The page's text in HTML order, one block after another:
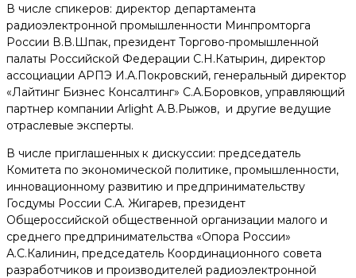
В числе спикеров: директор департамента
радиоэлектронной промышленности Минпромторга
России В.В.Шпак, президент Торгово-промышленной
палаты Российской Федерации С.Н.Катырин, директор
ассоциации АРПЭ И.А.Покровский, генеральный директор
«Лайтинг Бизнес Консалтинг» С.А.Боровков, управляющий
партнер компании Arlight А.В.Рыжов, и другие ведущие
отраслевые эксперты.
В числе приглашенных к дискуссии: председатель
Комитета по экономической политике, промышленности,
инновационному развитию и предпринимательству
Госдумы России С.А. Жигарев, президент
Общероссийской общественной организации малого и
среднего предпринимательства «Опора России»
А.С.Калинин, председатель Координационного совета
разработчиков и производителей радиоэлектронной